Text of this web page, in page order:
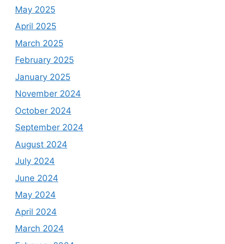
May 2025
April 2025
March 2025
February 2025
January 2025
November 2024
October 2024
September 2024
August 2024
July 2024
June 2024
May 2024
April 2024
March 2024